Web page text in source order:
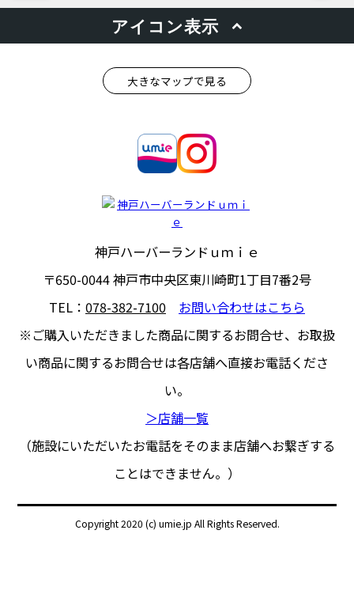
大きなマップで見る
神戸ハーバーランドｕｍｉｅ
〒650-0044神戸市中央区東川崎町1丁目7番2号
TEL： 078-382-7100
お問い合わせはこちら
※ご購入いただきました商品に関するお問合せ、 お取扱
い商品に関するお問合せは各店舗へ直接お電話くださ
い。
＞店舗一覧
（施設にいただいたお電話をそのまま店舗へお繋ぎする
ことはできません。）
Copyright 2020 (c) umie.jp All Rights Reserved.